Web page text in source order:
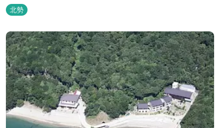
て得られる幸福感のことです。 デンマーク発のアウトドアブランド
「Nordisk（ノルディスク）」と三重県いなべ市が連携して手がけ
ました...
北勢